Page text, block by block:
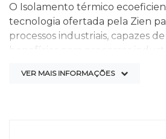
O Isolamento térmico
tecnologia ofertada pela Zien
processos industriais, capazes
benefícios para processos
injeção, extrusão e sopro de
VER MAIS INFORMAÇÕES